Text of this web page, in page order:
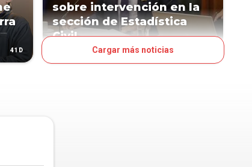
41D
sobre intervención en la
sección de Estadística
Civil
JUDICIALESCargar más noticias